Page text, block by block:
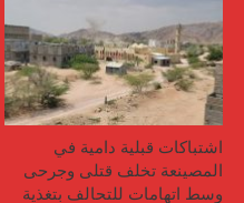
اشتباكات قبلية دامية في
المصينعة تخلف قتلى وجرحى
وسط اتهامات للتحالف بتغذية